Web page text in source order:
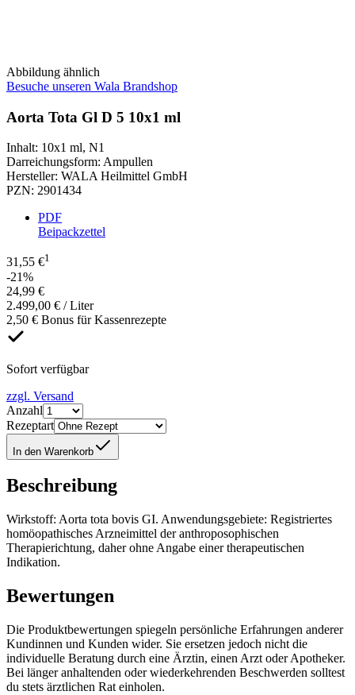
Abbildung ähnlich
Besuche unseren Wala Brandshop
Aorta Tota Gl D 5 10x1 ml
Inhalt: 10x1 ml, N1
Darreichungsform: Ampullen
Hersteller: WALA Heilmittel GmbH
PZN: 2901434
PDF
Beipackzettel
31,55 €1
-21%
24,99 €
2.499,00 € / Liter
2,50 € Bonus für Kassenrezepte
Sofort verfügbar
zzgl. Versand
Anzahl
Rezeptart
In den Warenkorb
Beschreibung
Wirkstoff: Aorta tota bovis GI. Anwendungsgebiete: Registriertes
homöopathisches Arzneimittel der anthroposophischen
Therapierichtung, daher ohne Angabe einer therapeutischen
Indikation.
Bewertungen
Die Produktbewertungen spiegeln persönliche Erfahrungen anderer
Kundinnen und Kunden wider. Sie ersetzen jedoch nicht die
individuelle Beratung durch eine Ärztin, einen Arzt oder Apotheker.
Bei länger anhaltenden oder wiederkehrenden Beschwerden solltest
du stets ärztlichen Rat einholen.